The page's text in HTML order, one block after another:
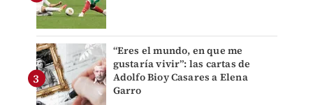
“Eres el mundo, en que me
gustaría vivir”: las cartas de
Adolfo Bioy Casares a Elena
Garro